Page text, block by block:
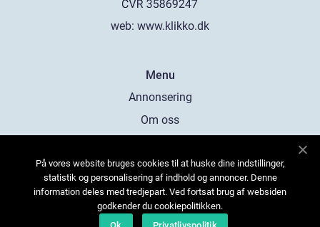
web: www.klikko.dk
Menu
Annonsering
Om oss
Kontakta oss
Sitemap
På vores website bruges cookies til at huske dine indstillinger,
statistik og personalisering af indhold og annoncer. Denne
information deles med tredjepart. Ved fortsat brug af websiden
godkender du cookiepolitikken.